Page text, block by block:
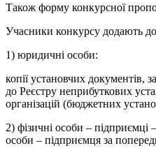
Також форму конкурсної
Учасники конкурсу додають до
1) юридичні особи:
копії установчих документів,
до Реєстру неприбуткових
організацій (бюджетних
2) фізичні особи – підприємці
особи – підприємця за